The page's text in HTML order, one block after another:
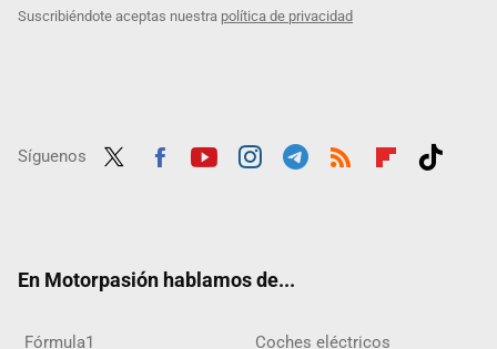
Suscribiéndote aceptas nuestra política de privacidad
Síguenos
En Motorpasión hablamos de...
Fórmula1 Coches eléctricos